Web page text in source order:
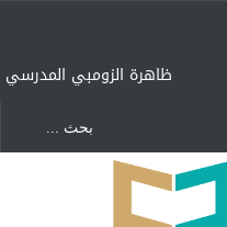
ظاهرة الزومبي المدرسي
"كنت أنضرب ومافيني إلا
العافية" هل هذا مبرر
لاستمرار أسلوب التربية
المتوارث؟
لماذا تعد برامج توعية الأطفال
بخصوصية الجسد وقاية لا
فضول؟